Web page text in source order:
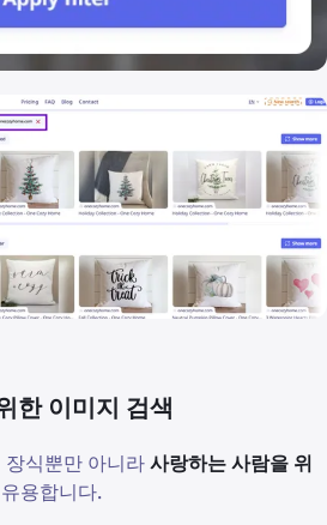
한 이미지 검색
장식뿐만 아니라사랑하는 사람을 위
용합니다.